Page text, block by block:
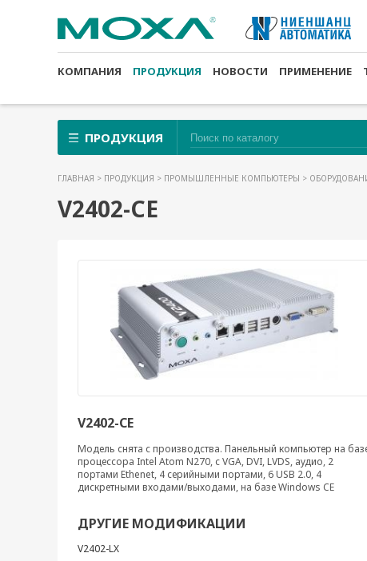
КОМПАНИЯ ПРОДУКЦИЯ НОВОСТИ ПРИМЕНЕНИЕ
ПРОДУКЦИЯ
ГЛАВНАЯ > ПРОДУКЦИЯ > ПРОМЫШЛЕННЫЕ КОМПЬЮТЕРЫ >
V2402-CE
V2402-CE
Модель снята с производства. Панельный компьютер на
процессора Intel Atom N270, с VGA, DVI, LVDS, аудио, 2
портами Ethenet, 4 серийными портами, 6 USB 2.0, 4
дискретными входами/выходами, на базе Windows CE
ДРУГИЕ МОДИФИКАЦИИ
V2402-LX